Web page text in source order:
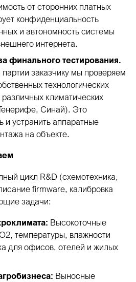
от сторонних платных
конфиденциальность
и автономность системы
интернета.
финального тестирования.
заказчику мы проверяем
технологических
климатических
Синай). Это
и устранить аппаратные
на объекте.
цикл R&D (схемотехника,
firmware, калибровка
задачи:
Высокоточные
температуры, влажности
для офисов, отелей и жилых
Выносные